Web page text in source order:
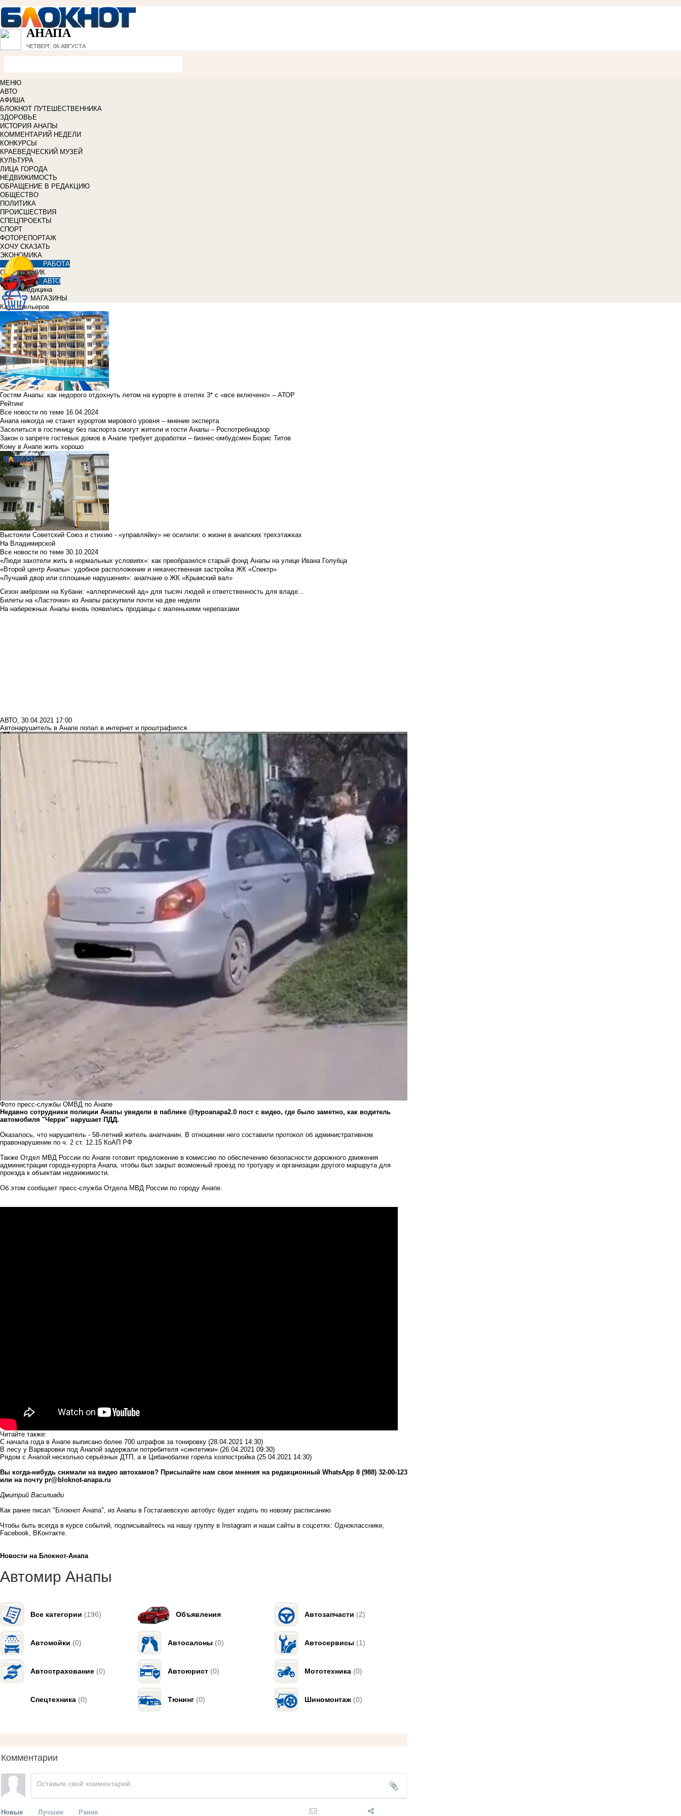
АНАПА
ЧЕТВЕРГ, 06 АВГУСТА
МЕНЮ
АВТО
АФИША
БЛОКНОТ ПУТЕШЕСТВЕННИКА
ЗДОРОВЬЕ
ИСТОРИЯ АНАПЫ
КОММЕНТАРИЙ НЕДЕЛИ
КОНКУРСЫ
КРАЕВЕДЧЕСКИЙ МУЗЕЙ
КУЛЬТУРА
ЛИЦА ГОРОДА
НЕДВИЖИМОСТЬ
ОБРАЩЕНИЕ В РЕДАКЦИЮ
ОБЩЕСТВО
ПОЛИТИКА
ПРОИСШЕСТВИЯ
СПЕЦПРОЕКТЫ
СПОРТ
ФОТОРЕПОРТАЖ
ХОЧУ СКАЗАТЬ
ЭКОНОМИКА
РАБОТА
СПРАВОЧНИК
АВТО
Медицина
МАГАЗИНЫ
Клуб отельеров
Гостям Анапы: как недорого отдохнуть летом на курорте в отелях 3* с «все включено» – АТОР
Рейтинг
Все новости по теме 16.04.2024
Анапа никогда не станет курортом мирового уровня – мнение эксперта
Заселиться в гостиницу без паспорта смогут жители и гости Анапы – Роспотребнадзор
Закон о запрете гостевых домов в Анапе требует доработки – бизнес-омбудсмен Борис Титов
Кому в Анапе жить хорошо
Выстояли Советский Союз и стихию - «управляйку» не осилили: о жизни в анапских трехэтажках
На Владимирской
Все новости по теме 30.10.2024
«Люди захотели жить в нормальных условиях»: как преобразился старый фонд Анапы на улице Ивана Голубца
«Второй центр Анапы»: удобное расположение и некачественная застройка ЖК «Спектр»
«Лучший двор или сплошные нарушения»: анапчане о ЖК «Крымский вал»
Сезон амброзии на Кубани: «аллергический ад» для тысяч людей и ответственность для владе...
Билеты на «Ласточки» из Анапы раскупили почти на две недели
На набережных Анапы вновь появились продавцы с маленькими черепахами
АВТО, 30.04.2021 17:00
Автонарушитель в Анапе попал в интернет и проштрафился
Фото пресс-службы ОМВД по Анапе
Недавно сотрудники полиции Анапы увидели в паблике @typoanapa2.0 пост с видео, где было заметно, как водитель
автомобиля "Черри" нарушает ПДД.
Оказалось, что нарушитель - 58-летний житель анапчанин. В отношении него составили протокол об административном
правонарушении по ч. 2 ст. 12.15 КоАП РФ
Также Отдел МВД России по Анапе готовит предложение в комиссию по обеспечению безопасности дорожного движения
администрации города-курорта Анапа, чтобы был закрыт возможный проезд по тротуару и организации другого маршрута для
проезда к объектам недвижимости.
Об этом сообщает пресс-служба Отдела МВД России по городу Анапе.
Читайте также:
С начала года в Анапе выписано более 700 штрафов за тонировку (28.04.2021 14:30)
В лесу у Варваровки под Анапой задержали потребителя «синтетики» (26.04.2021 09:30)
Рядом с Анапой несколько серьёзных ДТП, а в Цибанобалке горела хозпостройка (25.04.2021 14:30)
Вы когда-нибудь снимали на видео автохамов? Присылайте нам свои мнения на редакционный WhatsApp 8 (988) 32-00-123
или на почту pr@bloknot-anapa.ru
Дмитрий Василиади
Как ранее писал "Блокнот Анапа", из Анапы в Гостагаевскую автобус будет ходить по новому расписанию
Чтобы быть всегда в курсе событий, подписывайтесь на нашу группу в Instagram и наши сайты в соцсетях: Одноклассники,
Facebook
ВКонтакте
Новости на Блoкнoт-Анапа
Автомир Анапы
Все категории (196) Объявления Автозапчасти (2)
Автомойки (0) Автосалоны (0) Автосервисы (1)
Автострахование (0) Автоюрист (0) Мототехника (0)
Спецтехника (0) Тюнинг (0) Шиномонтаж (0)
Комментарии
Новые Лучшие Ранее